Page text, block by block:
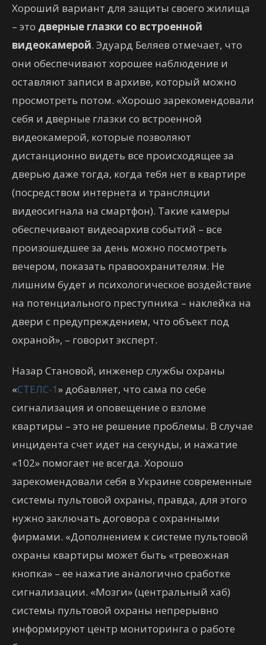
Хороший вариант для защиты своего жилища
– это дверные глазки со встроенной
видеокамерой. Эдуард Беляев отмечает, что
они обеспечивают хорошее наблюдение и
оставляют записи в архиве, который можно
просмотреть потом. «Хорошо зарекомендовали
себя и дверные глазки со встроенной
видеокамерой, которые позволяют
дистанционно видеть все происходящее за
дверью даже тогда, когда тебя нет в квартире
(посредством интернета и трансляции
видеосигнала на смартфон). Такие камеры
обеспечивают видеоархив событий – все
произошедшее за день можно посмотреть
вечером, показать правоохранителям. Не
лишним будет и психологическое воздействие
на потенциального преступника – наклейка на
двери с предупреждением, что объект под
охраной», – говорит эксперт.
Назар Становой, инженер службы охраны
«СТЕЛС-1» добавляет, что сама по себе
сигнализация и оповещение о взломе
квартиры – это не решение проблемы. В случае
инцидента счет идет на секунды, и нажатие
«102» помогает не всегда. Хорошо
зарекомендовали себя в Украине современные
системы пультовой охраны, правда, для этого
нужно заключать договора с охранными
фирмами. «Дополнением к системе пультовой
охраны квартиры может быть «тревожная
кнопка» – ее нажатие аналогично сработке
сигнализации. «Мозги» (центральный хаб)
системы пультовой охраны непрерывно
информируют центр мониторинга о работе